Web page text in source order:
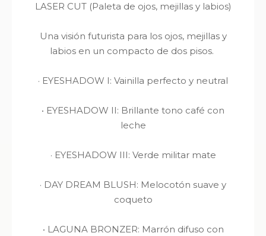
LASER CUT (Paleta de ojos, mejillas y labios)
Una visión futurista para los ojos, mejillas y
labios en un compacto de dos pisos.
· EYESHADOW I: Vainilla perfecto y neutral
· EYESHADOW II: Brillante tono café con
leche
· EYESHADOW III: Verde militar mate
· DAY DREAM BLUSH: Melocotón suave y
coqueto
· LAGUNA BRONZER: Marrón difuso con